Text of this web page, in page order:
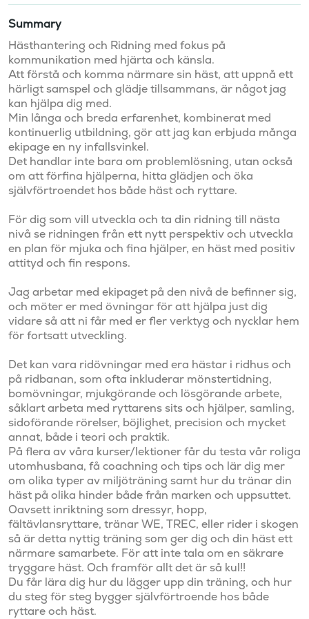
Summary
Hästhantering och Ridning med fokus på
kommunikation med hjärta och känsla.
Att förstå och komma närmare sin häst, att uppnå ett
härligt samspel och glädje tillsammans, är något jag
kan hjälpa dig med.
Min långa och breda erfarenhet, kombinerat med
kontinuerlig utbildning, gör att jag kan erbjuda många
ekipage en ny infallsvinkel.
Det handlar inte bara om problemlösning, utan också
om att förfina hjälperna, hitta glädjen och öka
självförtroendet hos både häst och ryttare.
För dig som vill utveckla och ta din ridning till nästa
nivå se ridningen från ett nytt perspektiv och utveckla
en plan för mjuka och fina hjälper, en häst med positiv
attityd och fin respons.
Jag arbetar med ekipaget på den nivå de befinner sig,
och möter er med övningar för att hjälpa just dig
vidare så att ni får med er fler verktyg och nycklar hem
för fortsatt utveckling.
Det kan vara ridövningar med era hästar i ridhus och
på ridbanan, som ofta inkluderar mönstertidning,
bomövningar, mjukgörande och lösgörande arbete,
såklart arbeta med ryttarens sits och hjälper, samling,
sidoförande rörelser, böjlighet, precision och mycket
annat, både i teori och praktik.
På flera av våra kurser/lektioner får du testa vår roliga
utomhusbana, få coachning och tips och lär dig mer
om olika typer av miljöträning samt hur du tränar din
häst på olika hinder både från marken och uppsuttet.
Oavsett inriktning som dressyr, hopp,
fältävlansryttare, tränar WE, TREC, eller rider i skogen
så är detta nyttig träning som ger dig och din häst ett
närmare samarbete. För att inte tala om en säkrare
tryggare häst. Och framför allt det är så kul!!
Du får lära dig hur du lägger upp din träning, och hur
du steg för steg bygger självförtroende hos både
ryttare och häst.